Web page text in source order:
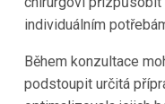
individuálním
Během konzultace
podstoupit určitá